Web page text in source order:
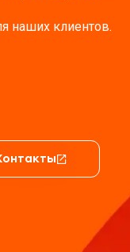
наших клиентов.